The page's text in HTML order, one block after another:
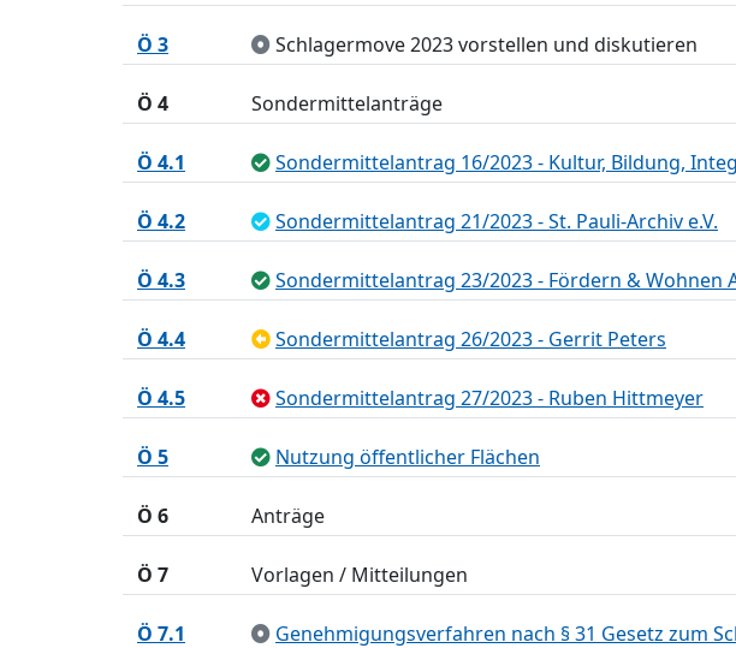
Ö 3 Schlagermove 2023 vorstellen und diskutieren
Ö 4 Sondermittelanträge
Ö 4.1 Sondermittelantrag 16/2023 - Kultur, Bildung,
Ö 4.2 Sondermittelantrag 21/2023 - St. Pauli-Archiv e.V.
Ö 4.3 Sondermittelantrag 23/2023 - Fördern & Wohnen
Ö 4.4 Sondermittelantrag 26/2023 - Gerrit Peters
Ö 4.5 Sondermittelantrag 27/2023 - Ruben Hittmeyer
Ö 5 Nutzung öffentlicher Flächen
Ö 6 Anträge
Ö 7 Vorlagen / Mitteilungen
Ö 7.1
Genehmigungsverfahren nach § 31 Gesetz zum